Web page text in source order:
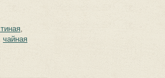
,
чайная